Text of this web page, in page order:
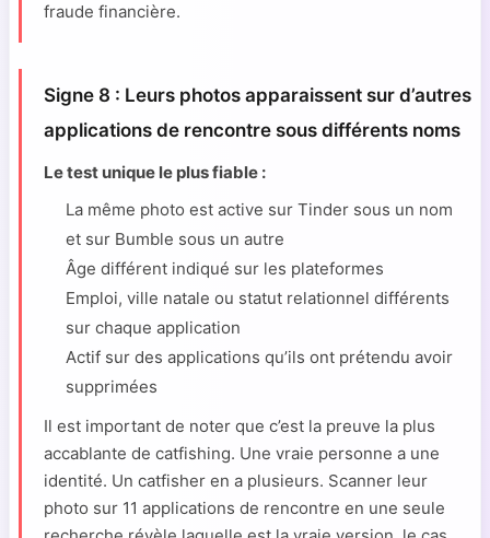
fraude financière.
Signe 8 : Leurs photos apparaissent sur d’autres
applications de rencontre sous différents noms
Le test unique le plus fiable :
La même photo est active sur Tinder sous un nom
et sur Bumble sous un autre
Âge différent indiqué sur les plateformes
Emploi, ville natale ou statut relationnel différents
sur chaque application
Actif sur des applications qu’ils ont prétendu avoir
supprimées
Il est important de noter que c’est la preuve la plus
accablante de catfishing. Une vraie personne a une
identité. Un catfisher en a plusieurs. Scanner leur
photo sur 11 applications de rencontre en une seule